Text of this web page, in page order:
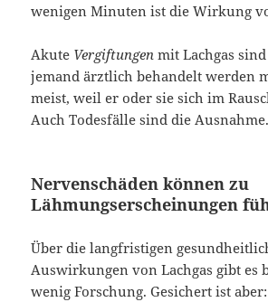
wenigen Minuten ist die Wirkung
Akute Vergiftungen mit Lachgas
jemand ärztlich behandelt werden
meist, weil er oder sie sich im
Auch Todesfälle sind die Ausnahme.
Nervenschäden können zu
Lähmungserscheinungen
Über die langfristigen
Auswirkungen von Lachgas gibt es
wenig Forschung. Gesichert ist